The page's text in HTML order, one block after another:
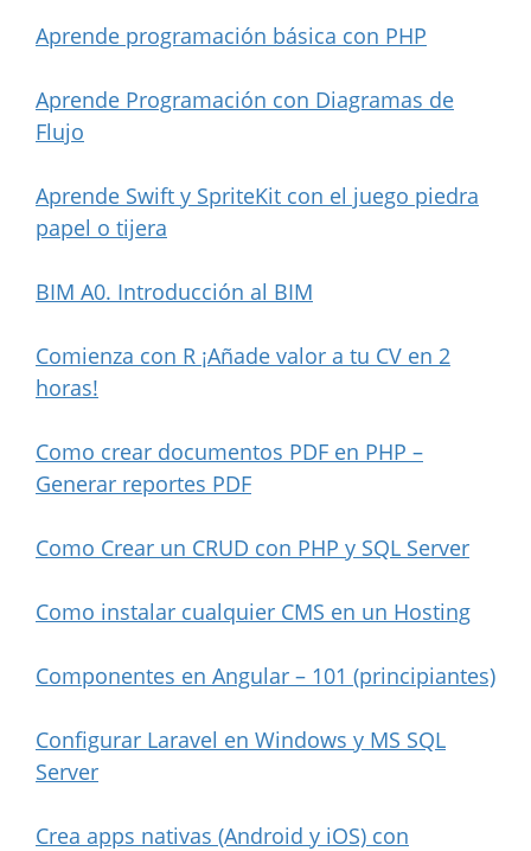
Aprende programación básica con PHP
Aprende Programación con Diagramas de
Flujo
Aprende Swift y SpriteKit con el juego piedra
papel o tijera
BIM A0. Introducción al BIM
Comienza con R ¡Añade valor a tu CV en 2
horas!
Como crear documentos PDF en PHP –
Generar reportes PDF
Como Crear un CRUD con PHP y SQL Server
Como instalar cualquier CMS en un Hosting
Componentes en Angular – 101 (principiantes)
Configurar Laravel en Windows y MS SQL
Server
Crea apps nativas (Android y iOS) con